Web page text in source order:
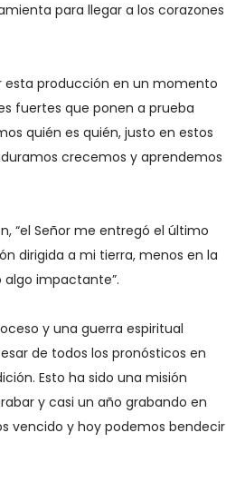
para llegar a los corazones
esta producción en un momento
fuertes que ponen a prueba
quién es quién, justo en estos
crecemos y aprendemos
“el Señor me entregó el último
dirigida a mi tierra, menos en la
algo impactante”.
y una guerra espiritual
de todos los pronósticos en
Esto ha sido una misión
y casi un año grabando en
vencido y hoy podemos bendecir